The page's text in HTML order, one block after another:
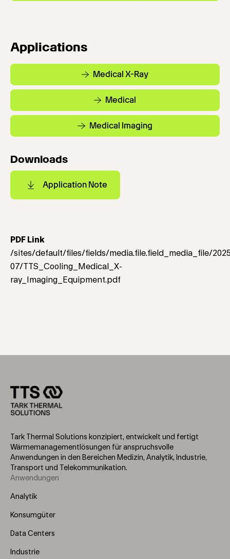
Applications
Medical X-Ray
Medical
Medical Imaging
Downloads
Application Note
PDF Link
/sites/default/files/fields/media.file.field_media_file/
07/TTS_Cooling_Medical_X-
ray_Imaging_Equipment.pdf
Tark Thermal Solutions konzipiert, entwickelt und fertigt
Wärmemanagementlösungen für anspruchsvolle
Anwendungen in den Bereichen Medizin, Analytik, Industrie,
Transport und Telekommunikation.
Footer
Menu
Anwendungen
Analytik
Konsumgüter
Data Centers
Industrie